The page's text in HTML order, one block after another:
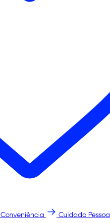
Conveniência Cuidado Pessoal